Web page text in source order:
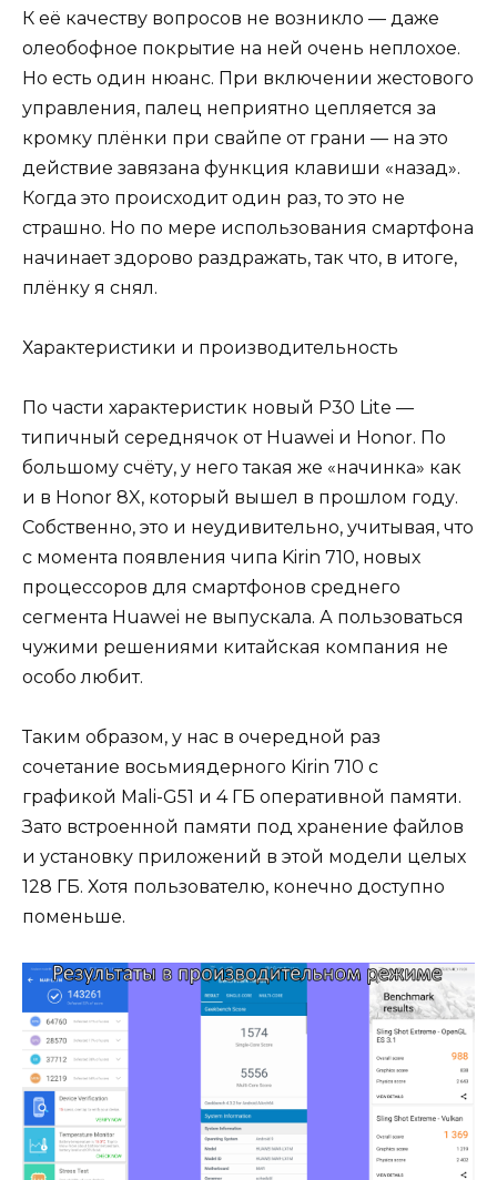
К её качеству вопросов не возникло — даже
олеобофное покрытие на ней очень неплохое.
Но есть один нюанс. При включении жестового
управления, палец неприятно цепляется за
кромку плёнки при свайпе от грани — на это
действие завязана функция клавиши «назад».
Когда это происходит один раз, то это не
страшно. Но по мере использования смартфона
начинает здорово раздражать, так что, в итоге,
плёнку я снял.
Характеристики и производительность
По части характеристик новый P30 Lite —
типичный середнячок от Huawei и Honor. По
большому счёту, у него такая же «начинка» как
и в Honor 8X, который вышел в прошлом году.
Собственно, это и неудивительно, учитывая, что
с момента появления чипа Kirin 710, новых
процессоров для смартфонов среднего
сегмента Huawei не выпускала. А пользоваться
чужими решениями китайская компания не
особо любит.
Таким образом, у нас в очередной раз
сочетание восьмиядерного Kirin 710 с
графикой Mali-G51 и 4 ГБ оперативной памяти.
Зато встроенной памяти под хранение файлов
и установку приложений в этой модели целых
128 ГБ. Хотя пользователю, конечно доступно
поменьше.